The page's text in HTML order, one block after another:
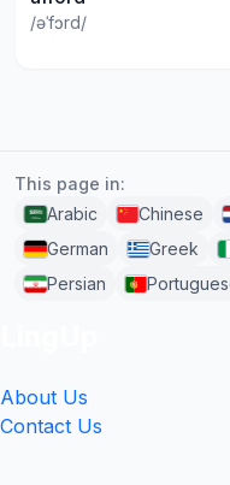
/əˈfɔrd/
This page in:
Arabic
Chinese
German
Greek
Persian
About Us
Contact Us